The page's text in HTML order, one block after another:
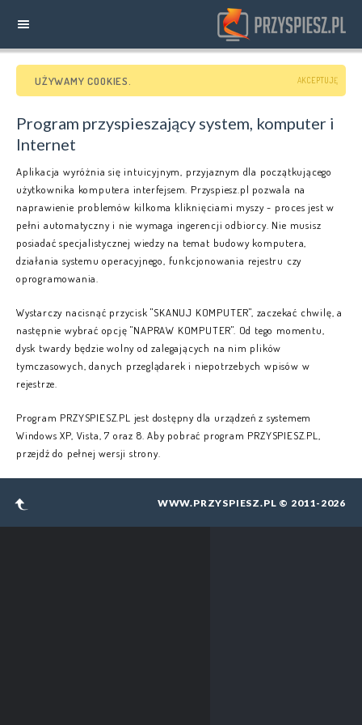
NAWIGACJA
FUNKCJE PROGRAMU
POMOC
PEŁNA WERSJA
KONTAKT
POLITYKA PRYWATNOŚCI
UŻYWAMY COOKIES. AKCEPTUJĘ
Program przyspieszający system, komputer i
Internet
Aplikacja wyróżnia się intuicyjnym, przyjaznym dla początkującego
użytkownika komputera interfejsem. Przyspiesz.pl pozwala na
naprawienie problemów kilkoma kliknięciami myszy - proces jest w
pełni automatyczny i nie wymaga ingerencji odbiorcy. Nie musisz
posiadać specjalistycznej wiedzy na temat budowy komputera,
działania systemu operacyjnego, funkcjonowania rejestru czy
oprogramowania.
Wystarczy nacisnąć przycisk "SKANUJ KOMPUTER", zaczekać chwilę, a
następnie wybrać opcję "NAPRAW KOMPUTER". Od tego momentu,
dysk twardy będzie wolny od zalegających na nim plików
tymczasowych, danych przeglądarek i niepotrzebych wpisów w
rejestrze.
Program PRZYSPIESZ.PL jest dostępny dla urządzeń z systemem
Windows XP, Vista, 7 oraz 8. Aby pobrać program PRZYSPIESZ.PL,
przejdź do pełnej wersji strony.
WWW.PRZYSPIESZ.PL © 2011-2026